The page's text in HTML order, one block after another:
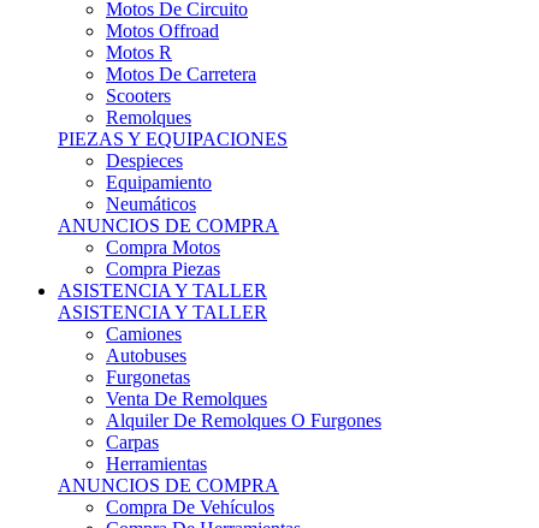
Motos R
Motos De Carretera
Scooters
Remolques
PIEZAS Y EQUIPACIONES
Despieces
Equipamiento
Neumáticos
ANUNCIOS DE COMPRA
Compra Motos
Compra Piezas
ASISTENCIA Y TALLER
ASISTENCIA Y TALLER
Camiones
Autobuses
Furgonetas
Venta De Remolques
Alquiler De Remolques O Furgones
Carpas
Herramientas
ANUNCIOS DE COMPRA
Compra De Vehículos
Compra De Herramientas